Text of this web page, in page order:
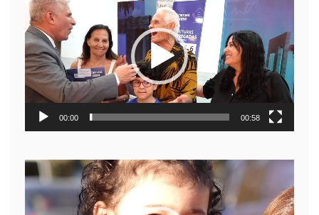
de
video
00:00 00:58
Reproductor
de
video